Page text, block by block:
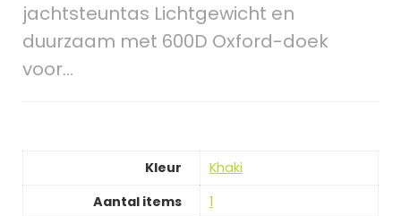
jachtsteuntas Lichtgewicht en
duurzaam met 600D Oxford-doek
voor…
Kleur
‎Khaki
Aantal items
‎1